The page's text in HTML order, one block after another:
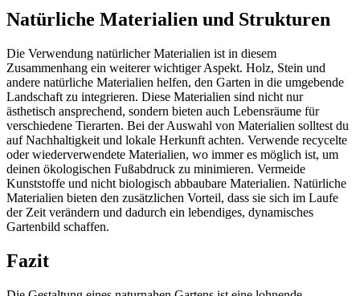
Natürliche Materialien und Strukturen
Die Verwendung natürlicher Materialien ist in diesem
Zusammenhang ein weiterer wichtiger Aspekt. Holz, Stein und
andere natürliche Materialien helfen, den Garten in die umgebende
Landschaft zu integrieren. Diese Materialien sind nicht nur
ästhetisch ansprechend, sondern bieten auch Lebensräume für
verschiedene Tierarten. Bei der Auswahl von Materialien solltest du
auf Nachhaltigkeit und lokale Herkunft achten. Verwende recycelte
oder wiederverwendete Materialien, wo immer es möglich ist, um
deinen ökologischen Fußabdruck zu minimieren. Vermeide
Kunststoffe und nicht biologisch abbaubare Materialien. Natürliche
Materialien bieten den zusätzlichen Vorteil, dass sie sich im Laufe
der Zeit verändern und dadurch ein lebendiges, dynamisches
Gartenbild schaffen.
Fazit